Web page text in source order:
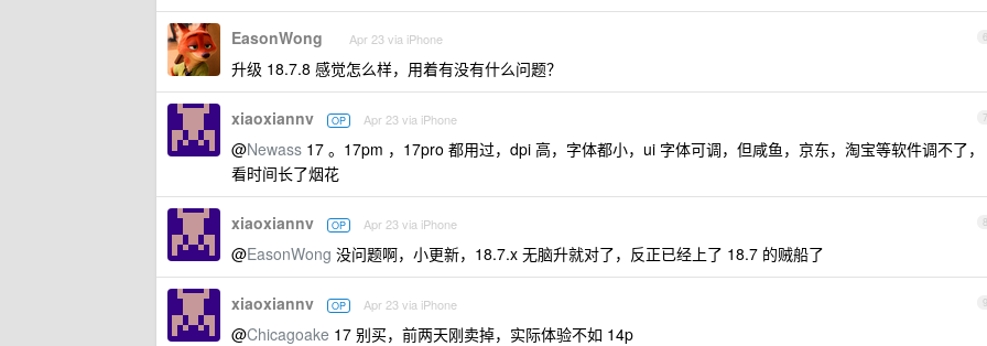
6
EasonWong Apr 23 via iPhone
升级 18.7.8 感觉怎么样，用着有没有什么问题？
7
xiaoxiannv OP Apr 23 via iPhone
@Newass 17 。17pm ，17pro 都用过，dpi 高，字体都小，ui 字体可调，但咸鱼，京东，淘宝等软件调不了，
看时间长了烟花
8
xiaoxiannv OP Apr 23 via iPhone
@EasonWong 没问题啊，小更新，18.7.x 无脑升就对了，反正已经上了 18.7 的贼船了
9
xiaoxiannv OP Apr 23 via iPhone
@Chicagoake 17 别买，前两天刚卖掉，实际体验不如 14p